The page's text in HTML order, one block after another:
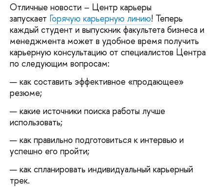
Отличные новости – Центр карьеры
запускает Горячую карьерную линию! Теперь
каждый студент и выпускник факультета бизнеса и
менеджмента может в удобное время получить
карьерную консультацию от специалистов Центра
по следующим вопросам:
как составить эффективное «продающее»
резюме;
какие источники поиска работы лучше
использовать;
как правильно подготовиться к интервью и
успешно его пройти;
как спланировать индивидуальный карьерный
трек.